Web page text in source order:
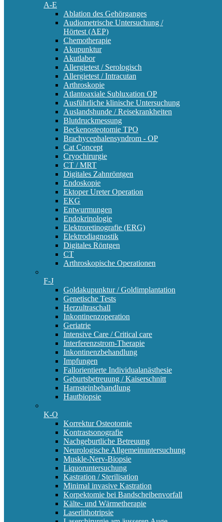
A-E
Ablation des Gehörganges
Audiometrische Untersuchung /
Hörtest (AEP)
Chemotherapie
Akupunktur
Akutlabor
Allergietest / Serologisch
Allergietest / Intracutan
Arthroskopie
Atlantoaxiale Subluxation OP
Ausführliche klinische Untersuchung
Auslandshunde / Reisekrankheiten
Blutdruckmessung
Beckenosteotomie TPO
Brachycephalensyndrom - OP
Cat Concept
Cryochirurgie
CT / MRT
Digitales Zahnröntgen
Endoskopie
Ektoper Ureter Operation
EKG
Entwurmungen
Endokrinologie
Elektroretinografie (ERG)
Elektrodiagnostik
Digitales Röntgen
CT
Arthroskopische Operationen
F-J
Goldakupunktur / Goldimplantation
Genetische Tests
Herzultraschall
Inkontinenzoperation
Geriatrie
Intensive Care / Critical care
Interferenzstrom-Therapie
Inkontinenzbehandlung
Impfungen
Fallorientierte Individualanästhesie
Geburtsbetreuung / Kaiserschnitt
Harnsteinbehandlung
Hautbiopsie
K-O
Korrektur Osteotomie
Kontrastsonografie
Nachgeburtliche Betreuung
Neurologische Allgemeinuntersuchung
Muskle-Nerv-Biopsie
Liquoruntersuchung
Kastration / Sterilisation
Minimal invasive Kastration
Korpektomie bei Bandscheibenvorfall
Kälte- und Wärmetherapie
Laserlithotripsie